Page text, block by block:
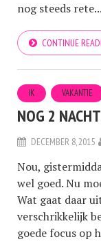
nog steeds rete...
CONTINUE
IK VAKANTIE
NOG 2
DECEMBER 8, 2015
Nou,
wel goed. Nu
Wat gaat daar
verschrikkelijk
goede focus op